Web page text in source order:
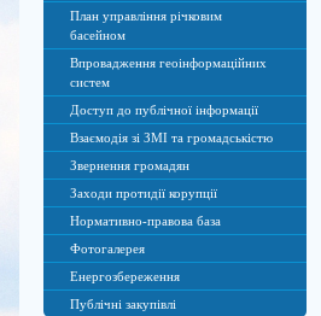
План управління річковим
басейном
Впровадження геоінформаційних
систем
Доступ до публічної інформації
Взаємодія зі ЗМІ та громадськістю
Звернення громадян
Заходи протидії корупції
Нормативно-правова база
Фотогалерея
Енергозбереження
Публічні закупівлі